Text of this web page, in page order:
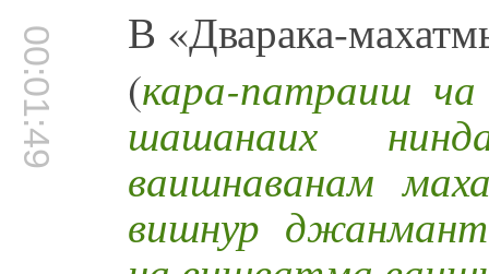
00:01:49
В «Дварака-
(кара-патраиш
шашанаих
ваишнаванам
вишнур